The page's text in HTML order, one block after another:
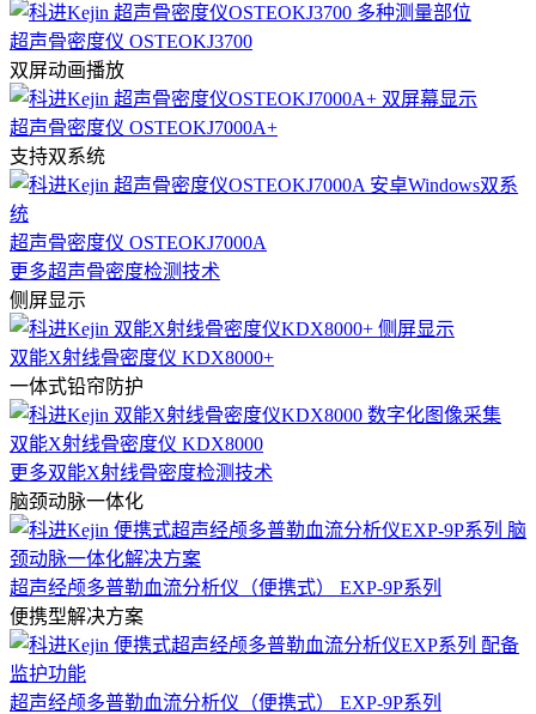
超声骨密度仪 OSTEOKJ3700
双屏动画播放
超声骨密度仪 OSTEOKJ7000A+
支持双系统
超声骨密度仪 OSTEOKJ7000A
更多超声骨密度检测技术
侧屏显示
双能X射线骨密度仪 KDX8000+
一体式铅帘防护
双能X射线骨密度仪 KDX8000
更多双能X射线骨密度检测技术
脑颈动脉一体化
超声经颅多普勒血流分析仪（便携式） EXP-9P系列
便携型解决方案
超声经颅多普勒血流分析仪（便携式） EXP-9P系列